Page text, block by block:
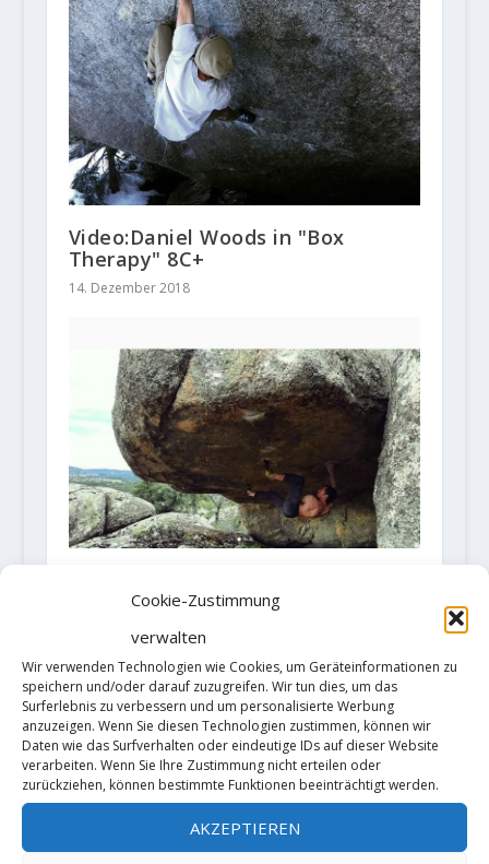
Cookie-Zustimmung
verwalten
Wir verwenden Technologien wie Cookies, um Geräteinformationen zu
speichern und/oder darauf zuzugreifen. Wir tun dies, um das
Surferlebnis zu verbessern und um personalisierte Werbung
anzuzeigen. Wenn Sie diesen Technologien zustimmen, können wir
Daten wie das Surfverhalten oder eindeutige IDs auf dieser Website
verarbeiten. Wenn Sie Ihre Zustimmung nicht erteilen oder
zurückziehen, können bestimmte Funktionen beeinträchtigt werden.
AKZEPTIEREN
Video:Daniel Woods in "Box
Therapy" 8C+
14. Dezember 2018
Oso" (Fb 8b+/8c)
15. Juni 2018